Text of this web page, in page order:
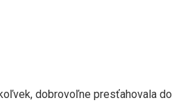
dobrovoľne presťahovala do